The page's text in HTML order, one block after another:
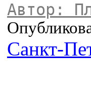
Автор:
Санкт-